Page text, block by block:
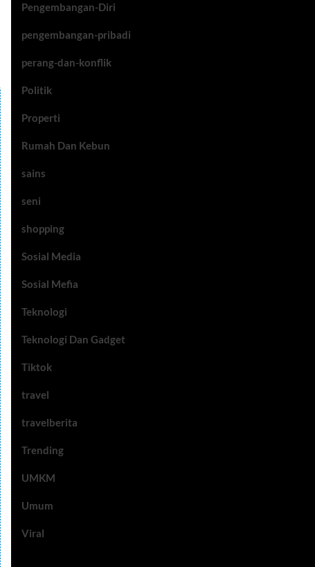
Pengembangan-Diri
pengembangan-pribadi
perang-dan-konflik
Politik
Properti
Rumah Dan Kebun
sains
seni
shopping
Sosial Media
Sosial Mefia
Teknologi
Teknologi Dan Gadget
Tiktok
travel
travelberita
Trending
UMKM
Umum
Viral